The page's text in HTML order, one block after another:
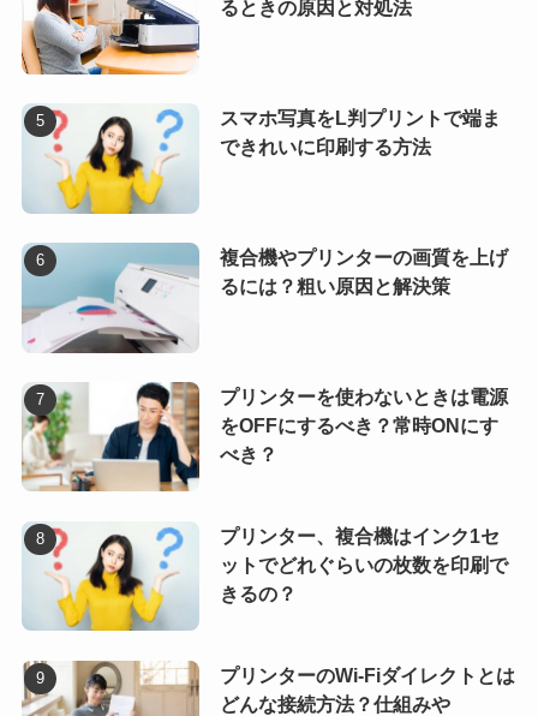
るときの原因と対処法
スマホ写真をL判プリントで端ま
できれいに印刷する方法
複合機やプリンターの画質を上げ
るには？粗い原因と解決策
プリンターを使わないときは電源
をOFFにするべき？常時ONにす
べき？
プリンター、複合機はインク1セ
ットでどれぐらいの枚数を印刷で
きるの？
プリンターのWi-Fiダイレクトとは
どんな接続方法？仕組みや